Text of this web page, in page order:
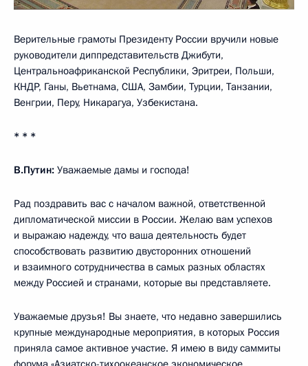
Верительные грамоты Президенту России вручили новые
руководители диппредставительств Джибути,
Центральноафриканской Республики, Эритреи, Польши,
КНДР, Ганы, Вьетнама, США, Замбии, Турции, Танзании,
Венгрии, Перу, Никарагуа, Узбекистана.
* * *
В.Путин: Уважаемые дамы и господа!
Рад поздравить вас с началом важной, ответственной
дипломатической миссии в России. Желаю вам успехов
и выражаю надежду, что ваша деятельность будет
способствовать развитию двусторонних отношений
и взаимного сотрудничества в самых разных областях
между Россией и странами, которые вы представляете.
Уважаемые друзья! Вы знаете, что недавно завершились
крупные международные мероприятия, в которых Россия
приняла самое активное участие. Я имею в виду саммиты